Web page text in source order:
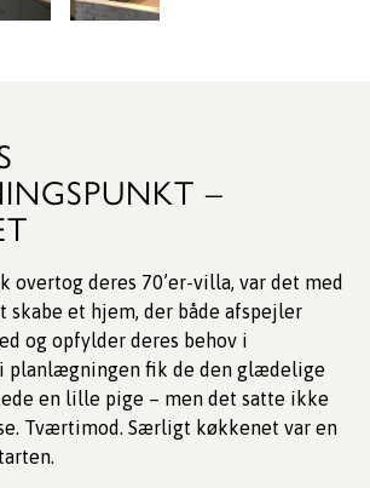
–
overtog deres 70’er-villa, var det med
skabe et hjem, der både afspejler
og opfylder deres behov i
i planlægningen fik de den glædelige
en lille pige – men det satte ikke
Tværtimod. Særligt køkkenet var en